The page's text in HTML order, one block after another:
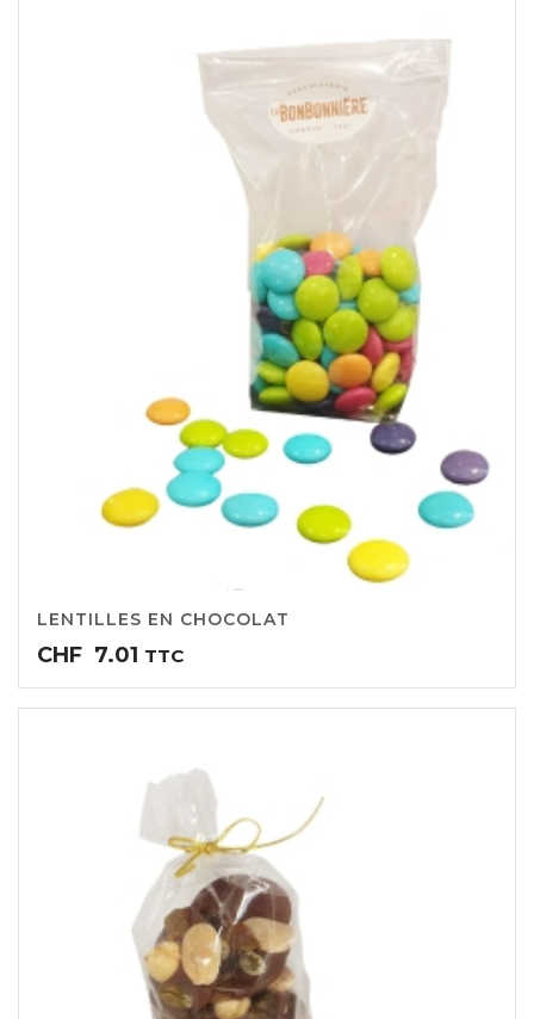
à
CHF135.03
LENTILLES EN CHOCOLAT
CHF 7.01 TTC